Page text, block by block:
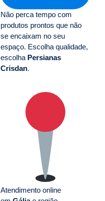
Não perca tempo com
produtos prontos que não
se encaixam no seu
espaço. Escolha qualidade,
escolha Persianas
Crisdan.
Atendimento online